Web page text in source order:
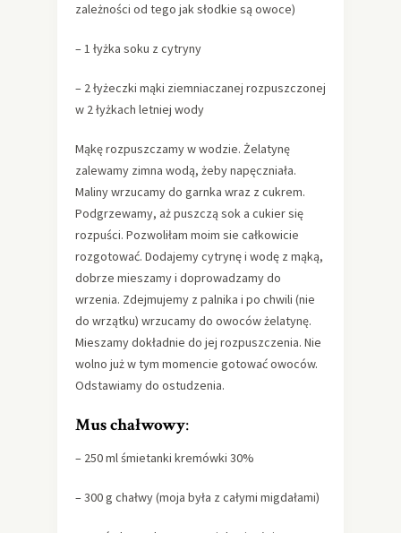
zależności od tego jak słodkie są owoce)
– 1 łyżka soku z cytryny
– 2 łyżeczki mąki ziemniaczanej rozpuszczonej
w 2 łyżkach letniej wody
Mąkę rozpuszczamy w wodzie. Żelatynę
zalewamy zimna wodą, żeby napęczniała.
Maliny wrzucamy do garnka wraz z cukrem.
Podgrzewamy, aż puszczą sok a cukier się
rozpuści. Pozwoliłam moim sie całkowicie
rozgotować. Dodajemy cytrynę i wodę z mąką,
dobrze mieszamy i doprowadzamy do
wrzenia. Zdejmujemy z palnika i po chwili (nie
do wrzątku) wrzucamy do owoców żelatynę.
Mieszamy dokładnie do jej rozpuszczenia. Nie
wolno już w tym momencie gotować owoców.
Odstawiamy do ostudzenia.
Mus chałwowy:
– 250 ml śmietanki kremówki 30%
– 300 g chałwy (moja była z całymi migdałami)